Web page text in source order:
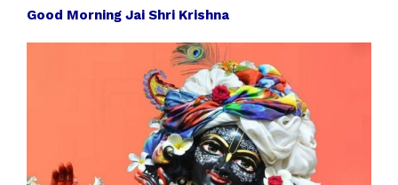
Good Morning Jai Shri Krishna